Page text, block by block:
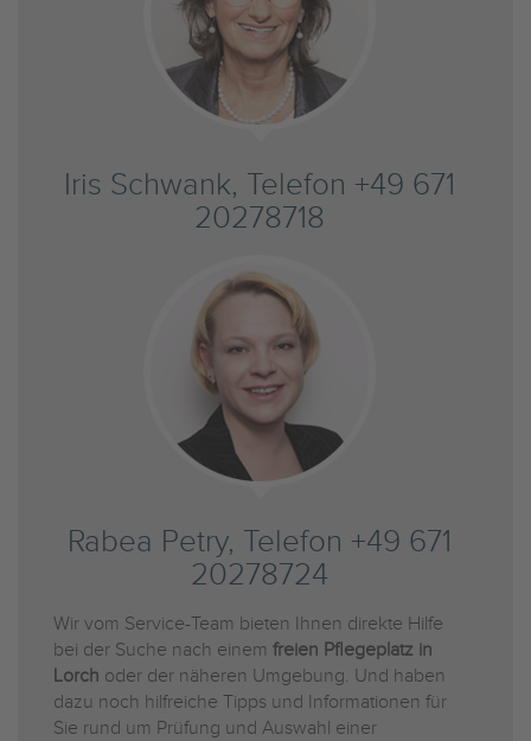
Iris Schwank, Telefon +49 671
20278718
Rabea Petry, Telefon +49 671
20278724
Wir vom Service-Team bieten Ihnen direkte Hilfe
bei der Suche nach einem freien Pflegeplatz in
Lorch oder der näheren Umgebung. Und haben
dazu noch hilfreiche Tipps und Informationen für
Sie rund um Prüfung und Auswahl einer